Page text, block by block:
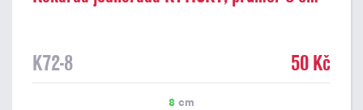
K72-8 50 Kč
8 cm